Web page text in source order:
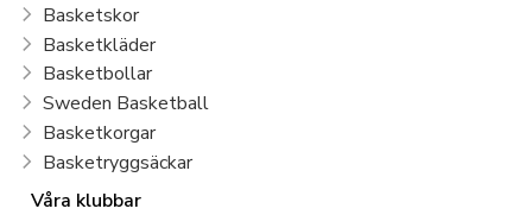
Basketskor
Basketkläder
Basketbollar
Sweden Basketball
Basketkorgar
Basketryggsäckar
Våra klubbar